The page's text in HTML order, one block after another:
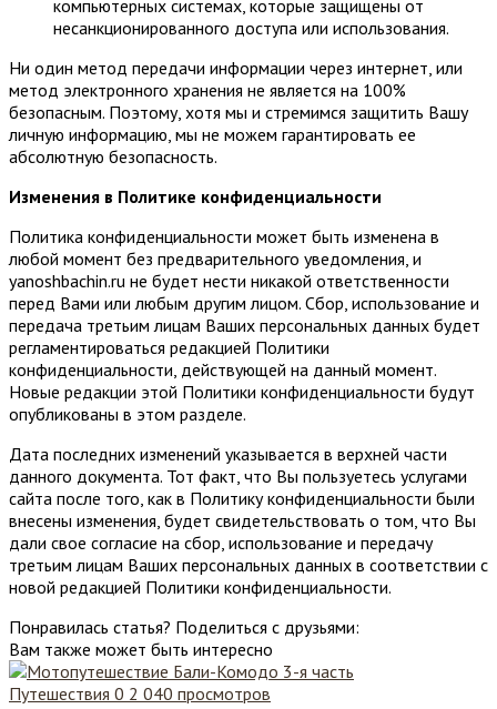
компьютерных системах, которые защищены от
несанкционированного доступа или использования.
Ни один метод передачи информации через интернет, или
метод электронного хранения не является на 100%
безопасным. Поэтому, хотя мы и стремимся защитить Вашу
личную информацию, мы не можем гарантировать ее
абсолютную безопасность.
Изменения в Политике конфиденциальности
Политика конфиденциальности может быть изменена в
любой момент без предварительного уведомления, и
yanoshbachin.ru не будет нести никакой ответственности
перед Вами или любым другим лицом. Сбор, использование и
передача третьим лицам Ваших персональных данных будет
регламентироваться редакцией Политики
конфиденциальности, действующей на данный момент.
Новые редакции этой Политики конфиденциальности будут
опубликованы в этом разделе.
Дата последних изменений указывается в верхней части
данного документа. Тот факт, что Вы пользуетесь услугами
сайта после того, как в Политику конфиденциальности были
внесены изменения, будет свидетельствовать о том, что Вы
дали свое согласие на сбор, использование и передачу
третьим лицам Ваших персональных данных в соответствии с
новой редакцией Политики конфиденциальности.
Понравилась статья? Поделиться с друзьями:
Вам также может быть интересно
Путешествия 0 2 040 просмотров